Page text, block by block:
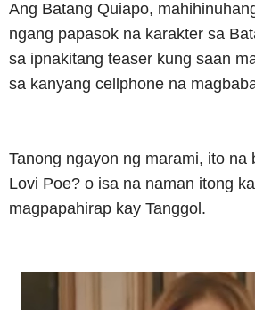
Ang Batang Quiapo,
ngang papasok na karakter sa
sa ipnakitang teaser kung saan
sa kanyang cellphone na
Tanong ngayon ng marami, ito na
Lovi Poe? o isa na naman itong
magpapahirap kay Tanggol.